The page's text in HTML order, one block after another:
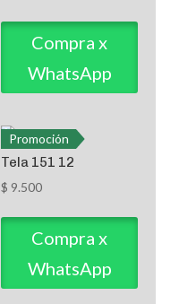
Compra x
WhatsApp
Promoción
Tela 151 12
$ 9.500
Compra x
WhatsApp